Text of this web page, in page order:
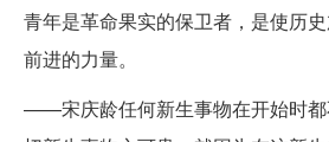
青年是革命果实的保卫者，是使历
前进的力量。
——宋庆龄任何新生事物在开始时都